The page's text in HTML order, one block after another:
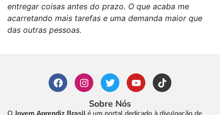
entregar coisas antes do prazo. O que acaba me
acarretando mais tarefas e uma demanda maior que
das outras pessoas.
Sobre Nós